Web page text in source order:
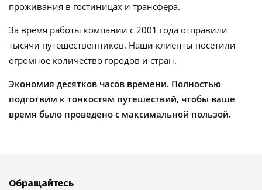
проживания в гостиницах и трансфера.
За время работы компании с 2001 года отправили
тысячи путешественников. Наши клиенты посетили
огромное количество городов и стран.
Экономия десятков часов времени. Полностью
подготвим к тонкостям путешествий, чтобы ваше
время было проведено с максимальной пользой.
Обращайтесь